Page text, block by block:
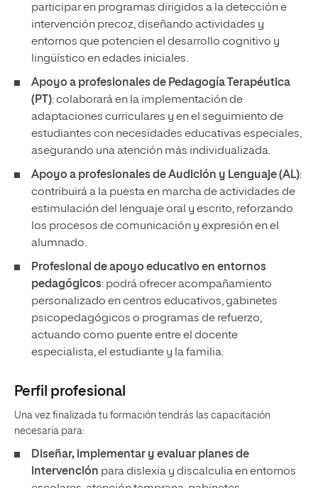
participar en programas dirigidos a la detección e
intervención precoz, diseñando actividades y
entornos que potencien el desarrollo cognitivo y
lingüístico en edades iniciales.
Apoyo a profesionales de Pedagogía Terapéutica
(PT): colaborará en la implementación de
adaptaciones curriculares y en el seguimiento de
estudiantes con necesidades educativas especiales,
asegurando una atención más individualizada.
Apoyo a profesionales de Audición y Lenguaje (AL):
contribuirá a la puesta en marcha de actividades de
estimulación del lenguaje oral y escrito, reforzando
los procesos de comunicación y expresión en el
alumnado.
Profesional de apoyo educativo en entornos
pedagógicos: podrá ofrecer acompañamiento
personalizado en centros educativos, gabinetes
psicopedagógicos o programas de refuerzo,
actuando como puente entre el docente
especialista, el estudiante y la familia.
Perfil profesional
Una vez finalizada tu formación tendrás las capacitación
necesaria para:
Diseñar, implementar y evaluar planes de
intervención para dislexia y discalculia en entornos